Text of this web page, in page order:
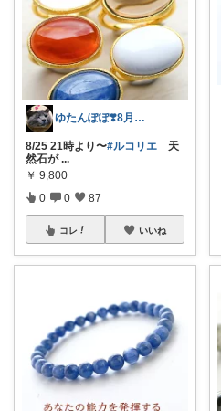
ゆたんぽぽ❣️8月も宜しく(^_-)-☆
8/25 21時より〜#ルコリエ 天
然石が ...
￥ 9,800
0 0 87
コレ いいね